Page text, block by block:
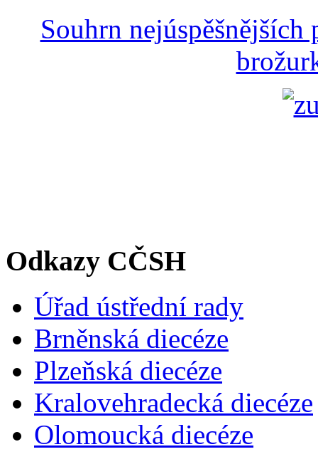
Souhrn
Odkazy CČSH
Úřad ústřední rady
Brněnská diecéze
Plzeňská diecéze
Kralovehradecká diecéze
Olomoucká diecéze